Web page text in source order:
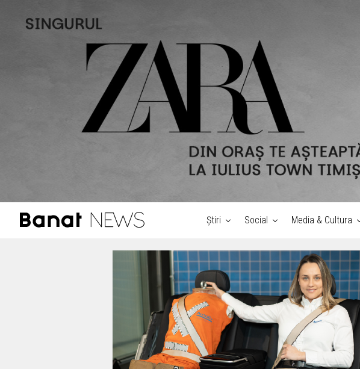
Știri Social Media & Cultura